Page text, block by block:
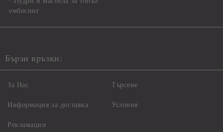
ембосинг
Бързи връзки:
За Нас
Информация за доставка
Рекламации
Търсене
Условия